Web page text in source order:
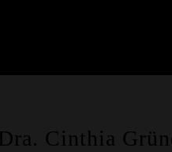
Cinthia